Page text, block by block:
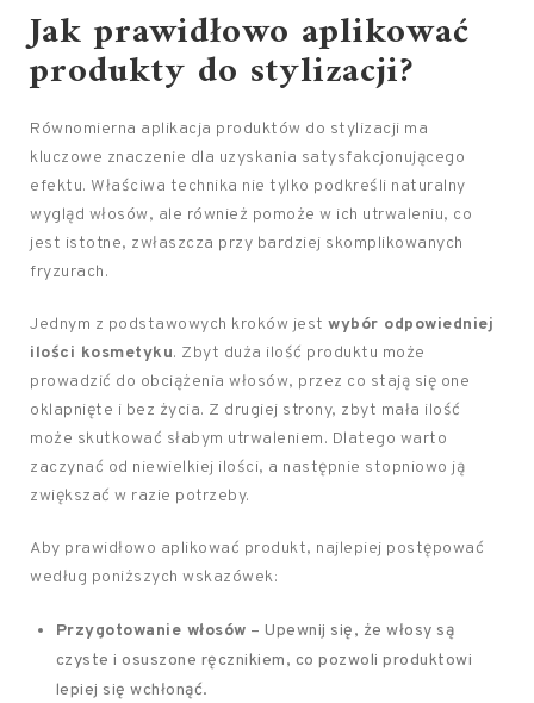
Jak prawidłowo aplikować
produkty do stylizacji?
Równomierna aplikacja produktów do stylizacji ma
kluczowe znaczenie dla uzyskania satysfakcjonującego
efektu. Właściwa technika nie tylko podkreśli naturalny
wygląd włosów, ale również pomoże w ich utrwaleniu, co
jest istotne, zwłaszcza przy bardziej skomplikowanych
fryzurach.
Jednym z podstawowych kroków jest wybór odpowiedniej
ilości kosmetyku. Zbyt duża ilość produktu może
prowadzić do obciążenia włosów, przez co stają się one
oklapnięte i bez życia. Z drugiej strony, zbyt mała ilość
może skutkować słabym utrwaleniem. Dlatego warto
zaczynać od niewielkiej ilości, a następnie stopniowo ją
zwiększać w razie potrzeby.
Aby prawidłowo aplikować produkt, najlepiej postępować
według poniższych wskazówek:
Przygotowanie włosów – Upewnij się, że włosy są
czyste i osuszone ręcznikiem, co pozwoli produktowi
lepiej się wchłonąć.